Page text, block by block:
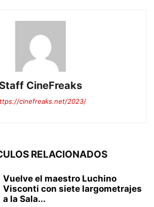
Staff CineFreaks
cinefreaks.net/2023/
RELACIONADOS
Vuelve el maestro Luchino
Visconti con siete largometrajes
a la Sala...